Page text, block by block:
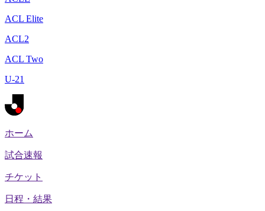
ACL Elite
ACL2
ACL Two
U-21
ホーム
試合速報
チケット
日程・結果